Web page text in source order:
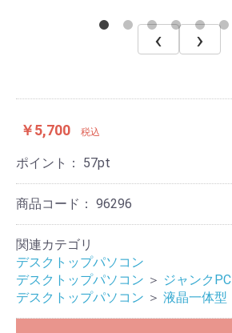
‹ ›
￥5,700 税込
ポイント： 57pt
商品コード： 96296
関連カテゴリ
デスクトップパソコン
デスクトップパソコン ＞ ジャンクPC
デスクトップパソコン ＞ 液晶一体型